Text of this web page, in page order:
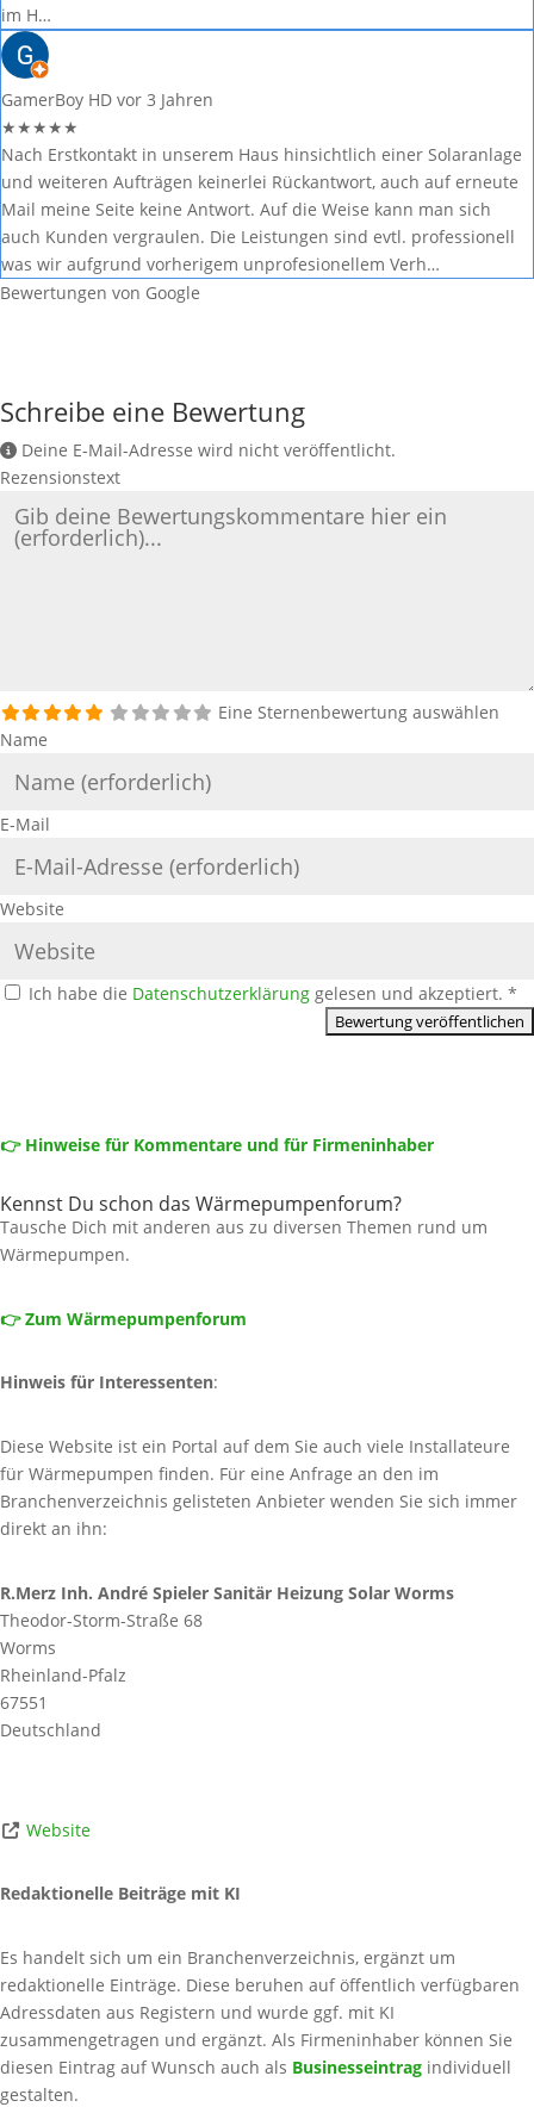
im H…
GamerBoy HD vor 3 Jahren
★★★★★
Nach Erstkontakt in unserem Haus hinsichtlich einer Solaranlage
und weiteren Aufträgen keinerlei Rückantwort, auch auf erneute
Mail meine Seite keine Antwort. Auf die Weise kann man sich
auch Kunden vergraulen. Die Leistungen sind evtl. professionell
was wir aufgrund vorherigem unprofesionellem Verh…
Bewertungen von Google
Schreibe eine Bewertung
Deine E-Mail-Adresse wird nicht veröffentlicht.
Rezensionstext
Eine Sternenbewertung auswählen
Name
E-Mail
Website
Ich habe die Datenschutzerklärung gelesen und akzeptiert. *
👉 Hinweise für Kommentare und für Firmeninhaber
Kennst Du schon das Wärmepumpenforum?
Tausche Dich mit anderen aus zu diversen Themen rund um
Wärmepumpen.
👉 Zum Wärmepumpenforum
Hinweis für Interessenten:
Diese Website ist ein Portal auf dem Sie auch viele Installateure
für Wärmepumpen finden. Für eine Anfrage an den im
Branchenverzeichnis gelisteten Anbieter wenden Sie sich immer
direkt an ihn:
R.Merz Inh. André Spieler Sanitär Heizung Solar Worms
Theodor-Storm-Straße 68
Worms
Rheinland-Pfalz
67551
Deutschland
Website
Redaktionelle Beiträge mit KI
Es handelt sich um ein Branchenverzeichnis, ergänzt um
redaktionelle Einträge. Diese beruhen auf öffentlich verfügbaren
Adressdaten aus Registern und wurde ggf. mit KI
zusammengetragen und ergänzt. Als Firmeninhaber können Sie
diesen Eintrag auf Wunsch auch als Businesseintrag individuell
gestalten.